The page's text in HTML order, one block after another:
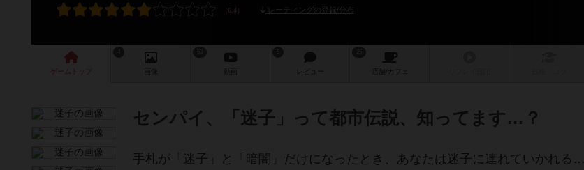
レーティングの登録/分布
ゲーム 画像 レビュー 店舗/ カフェ
センパイ、「迷子」って都市伝説、知ってます…？
手札が「迷子」と「暗闇」だけになったとき、あなたは迷子に連れていかれる…